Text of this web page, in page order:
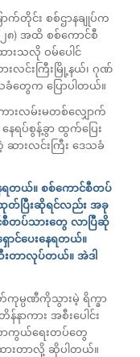
ာက်တိုင်း စစ်ဌာနချုပ်က
၂၈) အထိ စစ်ကောင်စီ
းသလို ဝမ်ပေါင်
လင်းကြီးမြို့နယ်၊ ဂုဏ်
တွေက ပြောပါတယ်။
ားလမ်းမတစ်လျှောက်
ပ်စွန့်ခွာ ထွက်ပြေး
ားလင်းကြီး ဒေသခံ
ရတယ်။ စစ်ကောင်စီတပ်
ထုတ်ပြီးဆိုရင်လည်း အခု
တပ်သားတွေ လာပြီဆို
င်ပေးနေရတယ်။
တာလုပ်တယ်။ အဲဒါ
မ္ပဏီကိုသွားမဲ့ ရိက္ခာ
ာကား အစီးပေါင်း
ာကွယ်ရေးတပ်တွေ
ားတာလို့ ဆိုပါတယ်။